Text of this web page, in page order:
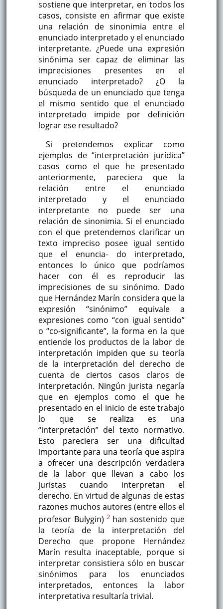
sostiene que interpretar, en todos los
casos, consiste en afirmar que existe
una relación de sinonimia entre el
enunciado interpretado y el enunciado
interpretante. ¿Puede una expresión
sinónima ser capaz de eliminar las
imprecisiones presentes en el
enunciado interpretado? ¿O la
búsqueda de un enunciado que tenga
el mismo sentido que el enunciado
interpretado impide por definición
lograr ese resultado?
Si pretendemos explicar como
ejemplos de “interpretación jurídica”
casos como el que he presentado
anteriormente, pareciera que la
relación entre el enunciado
interpretado y el enunciado
interpretante no puede ser una
relación de sinonimia. Si el enunciado
con el que pretendemos clarificar un
texto impreciso posee igual sentido
que el enuncia- do interpretado,
entonces lo único que podríamos
hacer con él es reproducir las
imprecisiones de su sinónimo. Dado
que Hernández Marín considera que la
expresión “sinónimo” equivale a
expresiones como “con igual sentido”
o “co-significante”, la forma en la que
entiende los productos de la labor de
interpretación impiden que su teoría
de la interpretación del derecho de
cuenta de ciertos casos claros de
interpretación. Ningún jurista negaría
que en ejemplos como el que he
presentado en el inicio de este trabajo
lo que se realiza es una
“interpretación” del texto normativo.
Esto pareciera ser una dificultad
importante para una teoría que aspira
a ofrecer una descripción verdadera
de la labor que llevan a cabo los
juristas cuando interpretan el
derecho. En virtud de algunas de estas
razones muchos autores (entre ellos el
profesor Bulygin) 2 han sostenido que
la teoría de la interpretación del
Derecho que propone Hernández
Marín resulta inaceptable, porque si
interpretar consistiera sólo en buscar
sinónimos para los enunciados
interpretados, entonces la labor
interpretativa resultaría trivial.